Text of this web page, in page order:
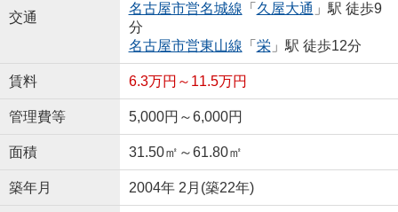
交通
名古屋市営名城線 「 久屋大通 」駅 徒歩9
分
名古屋市営東山線 「 栄」駅 徒歩12分
賃料 6.3万円～11.5万円
管理費等 5,000円～6,000円
面積 31.50㎡～61.80㎡
築年月 2004年 2月(築22年)